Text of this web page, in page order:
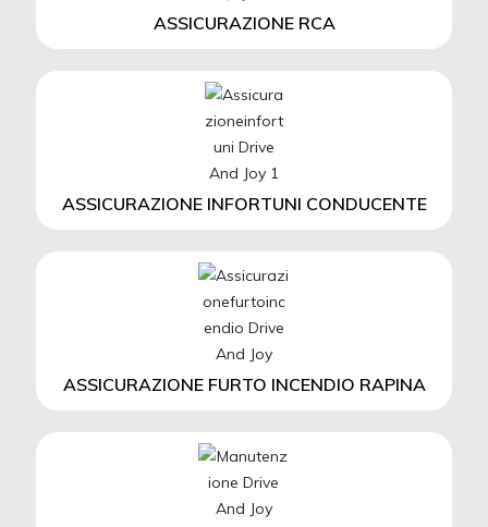
ASSICURAZIONE RCA
ASSICURAZIONE INFORTUNI CONDUCENTE
ASSICURAZIONE FURTO INCENDIO RAPINA